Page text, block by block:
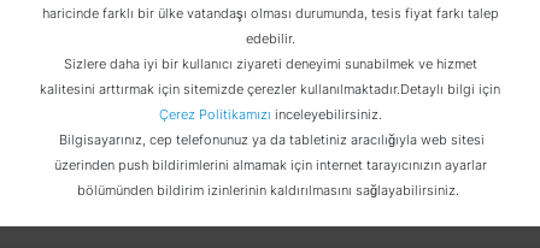
haricinde farklı bir ülke vatandaşı olması durumunda, tesis fiyat farkı talep
edebilir.
Sizlere daha iyi bir kullanıcı ziyareti deneyimi sunabilmek ve hizmet
kalitesini arttırmak için sitemizde çerezler kullanılmaktadır.Detaylı bilgi için
Çerez Politikamızı inceleyebilirsiniz.
Bilgisayarınız, cep telefonunuz ya da tabletiniz aracılığıyla web sitesi
üzerinden push bildirimlerini almamak için internet tarayıcınızın ayarlar
bölümünden bildirim izinlerinin kaldırılmasını sağlayabilirsiniz.